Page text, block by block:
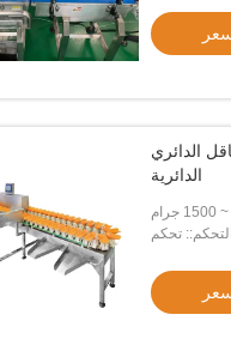
المقاوم للصدأ
احصل على
الدائري
الدائرية